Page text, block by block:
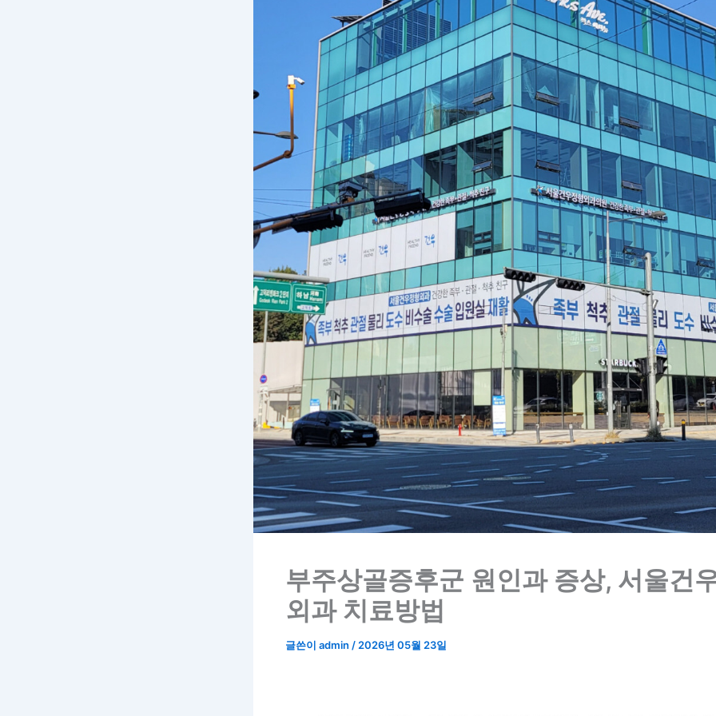
부주상골증후군 원인과 증상, 서울건
외과 치료방법
글쓴이 admin / 2026년 05월 23일